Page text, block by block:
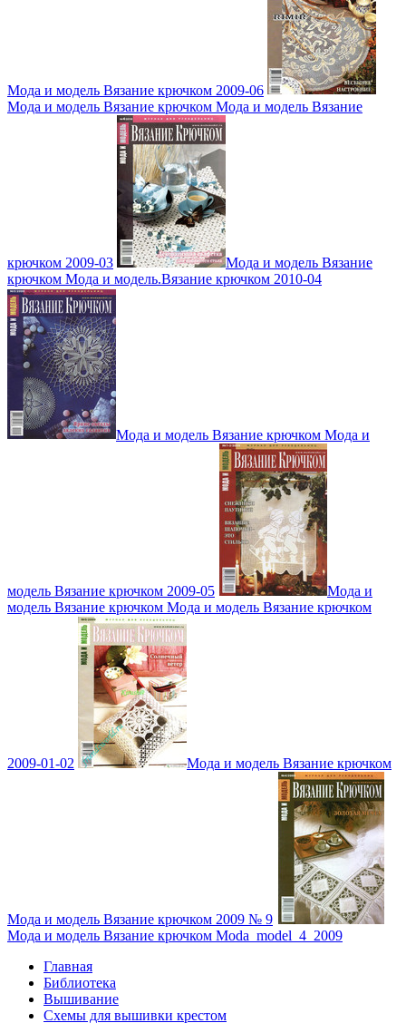
Мода и модель Вязание крючком 2009-06
Мода и модель Вязание крючком Мода и модель Вязание
крючком 2009-03
Мода и модель Вязание
крючком Мода и модель.Вязание крючком 2010-04
Мода и модель Вязание крючком Мода и
модель Вязание крючком 2009-05
Мода и
модель Вязание крючком Мода и модель Вязание крючком
2009-01-02 Мода и модель Вязание крючком
Мода и модель Вязание крючком 2009 № 9
Мода и модель Вязание крючком Moda_model_4_2009
Главная
Библиотека
Вышивание
Схемы для вышивки крестом